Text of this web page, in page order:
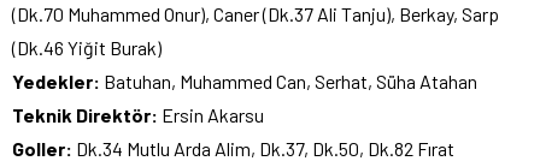
(Dk.70 Muhammed Onur), Caner (Dk.37 Ali Tanju), Berkay, Sarp
(Dk.46 Yiğit Burak)
Yedekler: Batuhan, Muhammed Can, Serhat, Süha Atahan
Teknik Direktör: Ersin Akarsu
Goller: Dk.34 Mutlu Arda Alim, Dk.37, Dk.50, Dk.82 Fırat